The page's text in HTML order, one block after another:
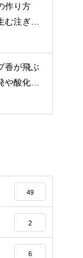
作り方
注ぎ方
香が飛ぶ
や酸化で
49
2
6